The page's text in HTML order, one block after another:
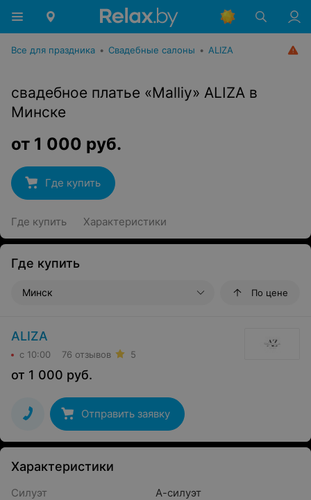
Все для праздника • Свадебные салоны • ALIZA
свадебное платье «Malliy» ALIZA в
Минске
от 1 000 руб.
Где купить
Где купить Характеристики
Где купить
Минск По цене
ALIZA
с 10:00 76 отзывов 5
от 1 000 руб.
Отправить заявку
Характеристики
Силуэт
А-силуэт